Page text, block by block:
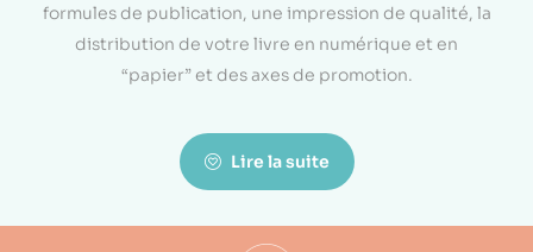
formules de publication, une impression de qualité, la
distribution de votre livre en numérique et en
“papier” et des axes de promotion.
Lire la suite